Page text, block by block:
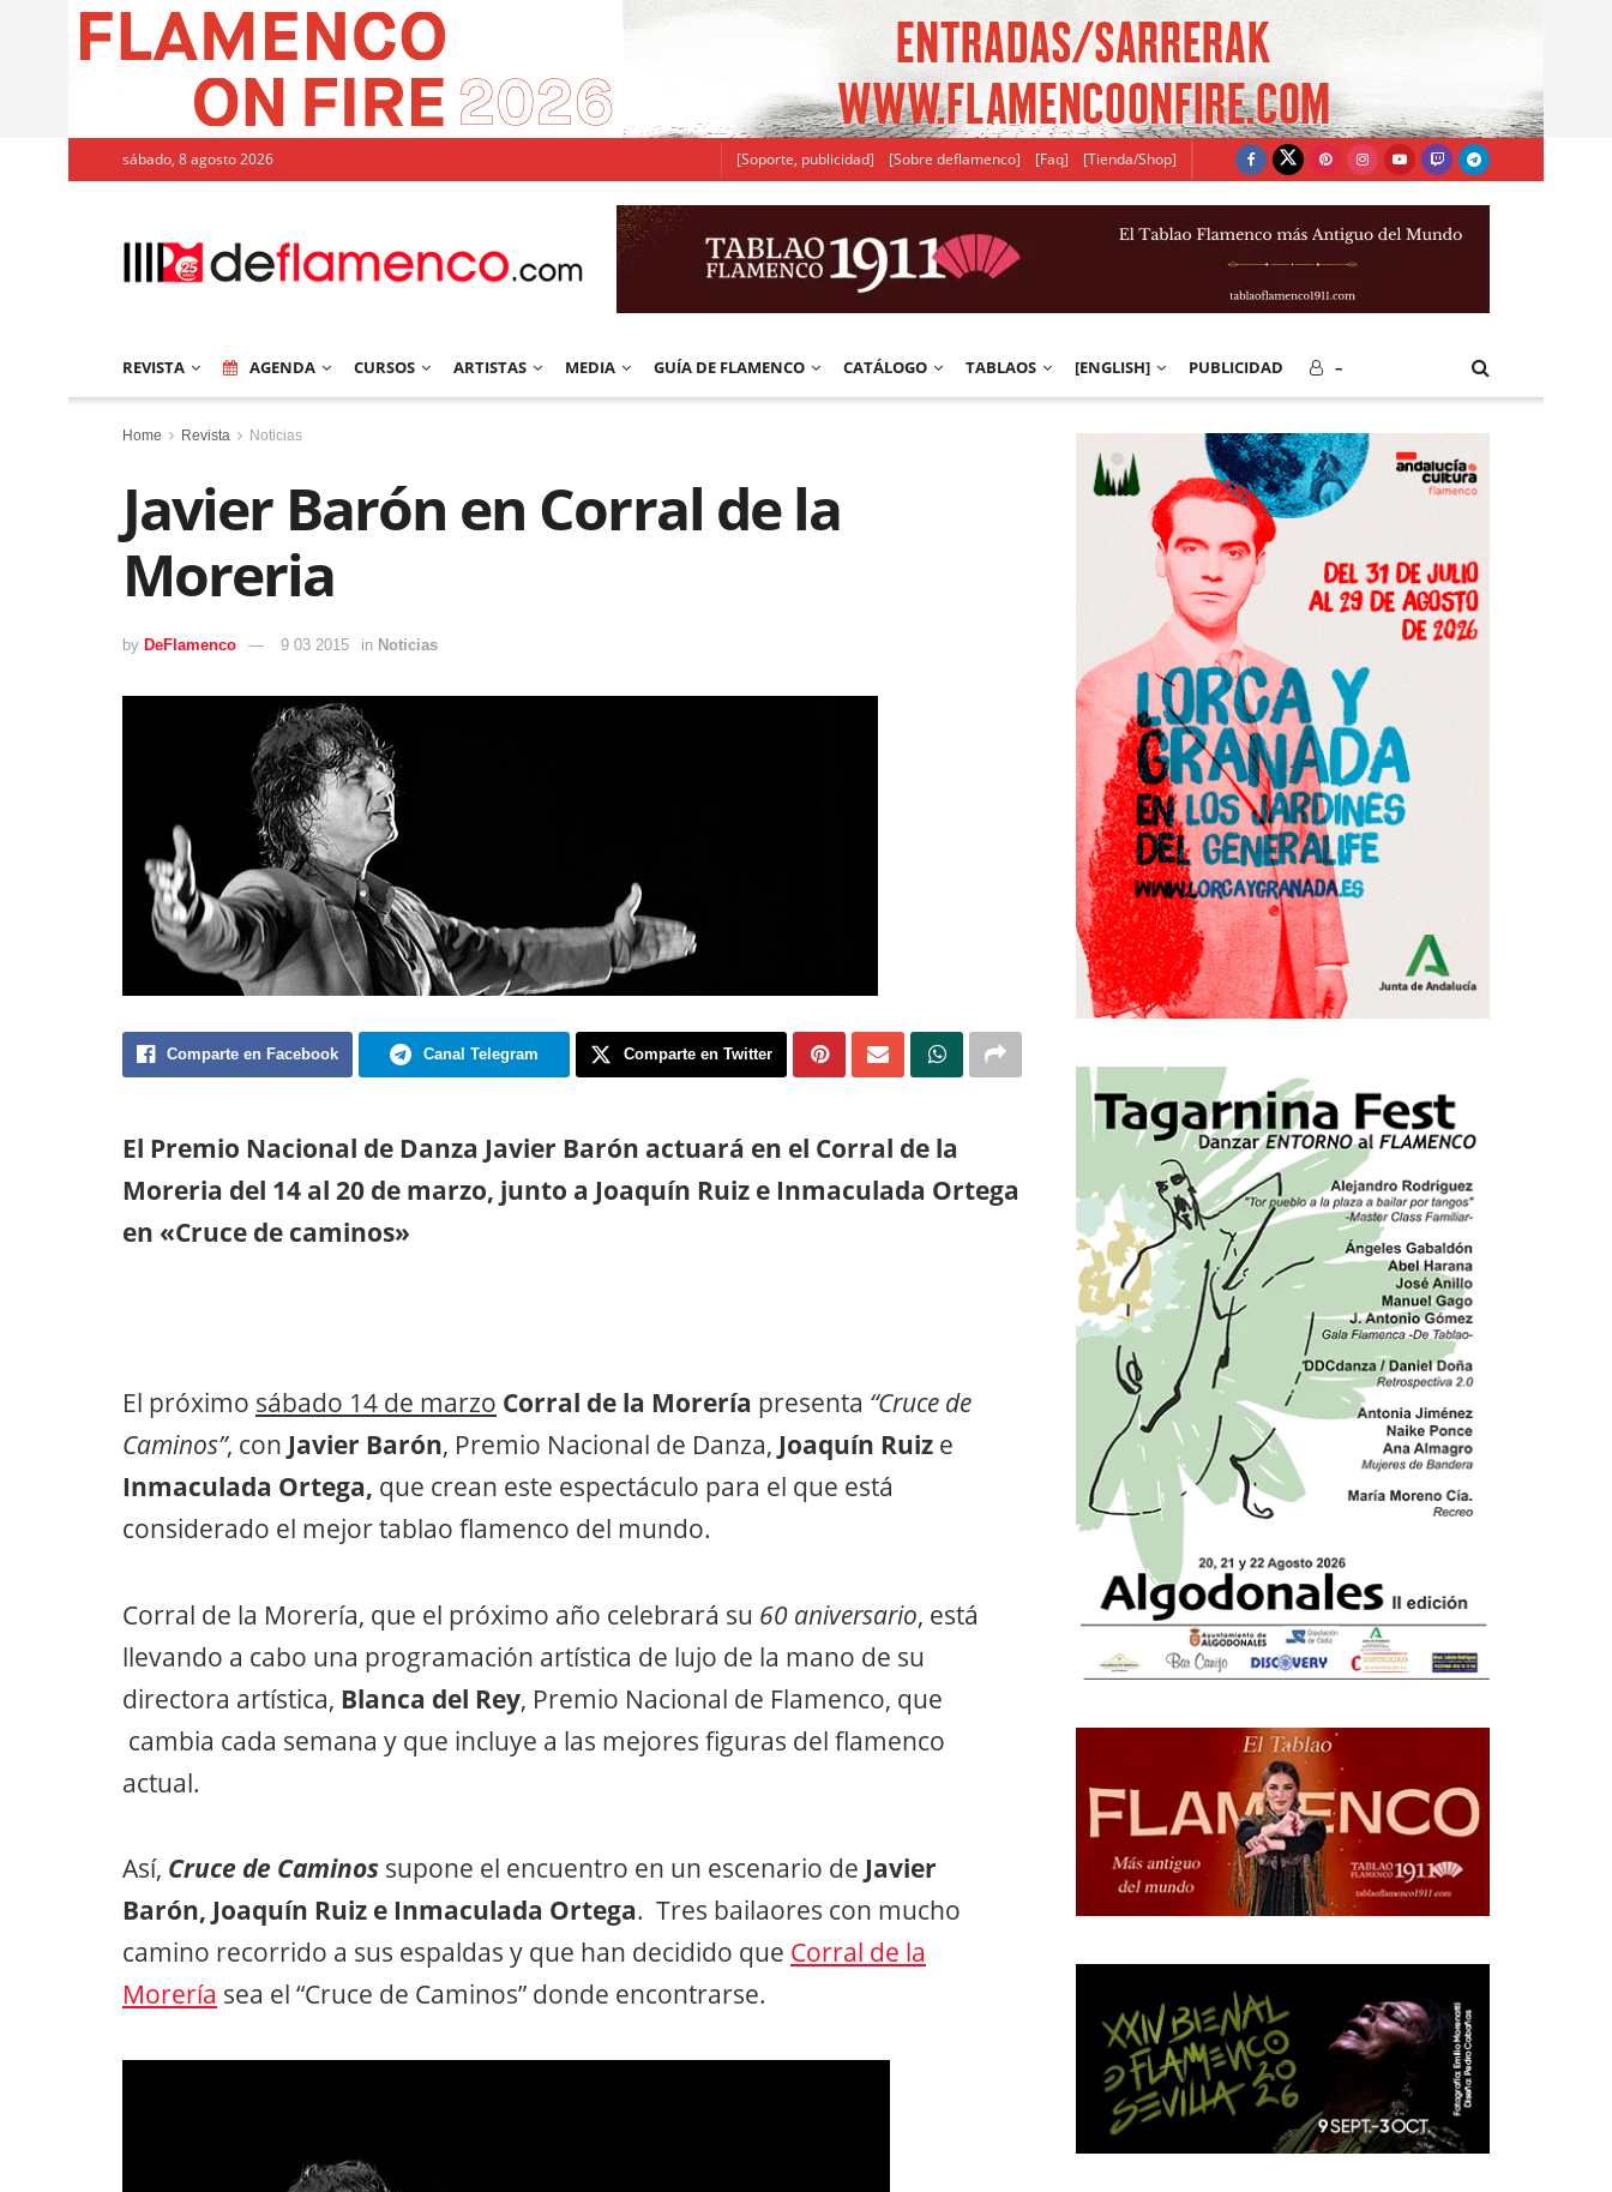
sábado, 8 agosto 2026 [Soporte, publicidad] [Sobre deflamenco] [Faq] [Tienda/Shop]
REVISTA AGENDA CURSOS ARTISTAS MEDIA GUÍA DE FLAMENCO CATÁLOGO TABLAOS [ENGLISH] PUBLICIDAD –
Home Revista Noticias
Javier Barón en Corral de la
Moreria
by DeFlamenco 9 03 2015 in Noticias
Comparte en Facebook Canal Telegram Comparte en Twitter
El Premio Nacional de Danza Javier Barón actuará en el Corral de la
Moreria del 14 al 20 de marzo, junto a Joaquín Ruiz e Inmaculada Ortega
en «Cruce de caminos»
El próximo sábado 14 de marzo Corral de la Morería presenta “Cruce de
Caminos”, con Javier Barón, Premio Nacional de Danza, Joaquín Ruiz e
Inmaculada Ortega, que crean este espectáculo para el que está
considerado el mejor tablao flamenco del mundo.
Corral de la Morería, que el próximo año celebrará su 60 aniversario, está
llevando a cabo una programación artística de lujo de la mano de su
directora artística, Blanca del Rey, Premio Nacional de Flamenco, que
cambia cada semana y que incluye a las mejores figuras del flamenco
actual.
Así, Cruce de Caminos supone el encuentro en un escenario de Javier
Barón, Joaquín Ruiz e Inmaculada Ortega. Tres bailaores con mucho
camino recorrido a sus espaldas y que han decidido que Corral de la
Morería sea el “Cruce de Caminos” donde encontrarse.